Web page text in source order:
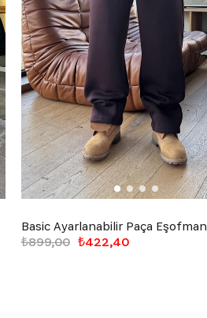
₺422,40
₺899,00